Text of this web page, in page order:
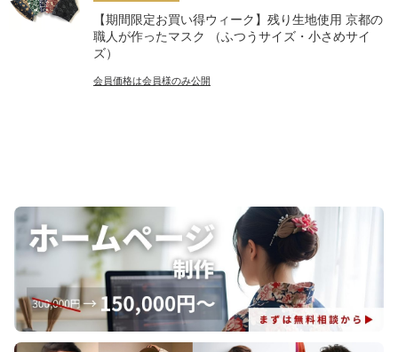
【期間限定お買い得ウィーク】残り生地使用 京都の
職人が作ったマスク （ふつうサイズ・小さめサイ
ズ）
会員価格は会員様のみ公開